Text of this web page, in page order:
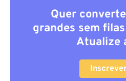
Quer
grandes sem
Atualize